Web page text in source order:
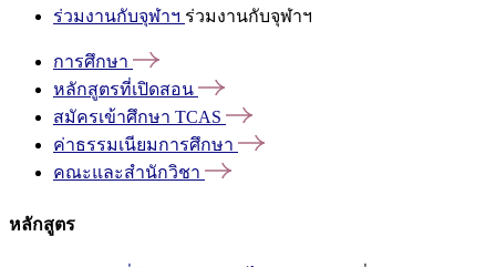
ร่วมงานกับจุฬาฯ ร่วมงานกับจุฬาฯ
การศึกษา
หลักสูตรที่เปิดสอน
สมัครเข้าศึกษา TCAS
ค่าธรรมเนียมการศึกษา
คณะและสำนักวิชา
หลักสูตร